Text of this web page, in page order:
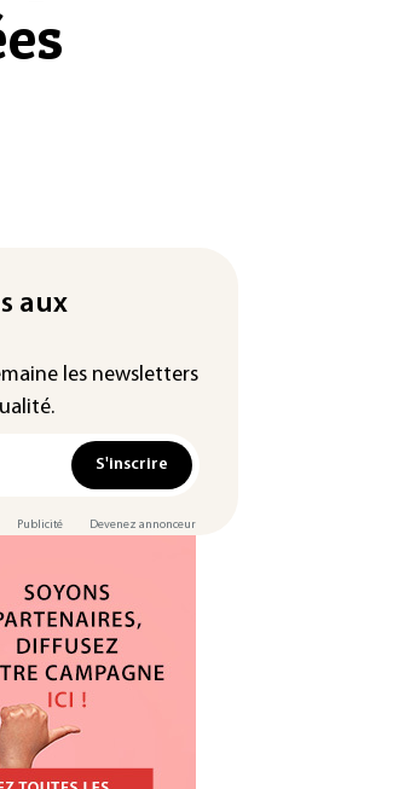
aux
les newsletters
S'inscrire
Publicité Devenez annonceur